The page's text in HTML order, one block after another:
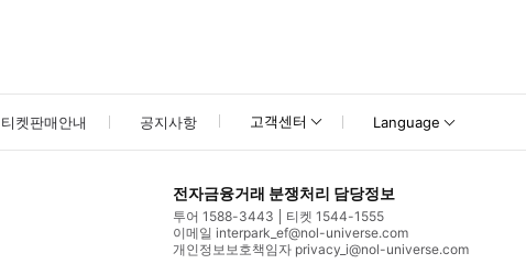
티켓판매안내 공지사항 고객센터 Language
전자금융거래 분쟁처리 담당정보
투어 1588-3443
티켓 1544-1555
이메일 interpark_ef@nol-universe.com
개인정보보호책임자 privacy_i@nol-universe.com